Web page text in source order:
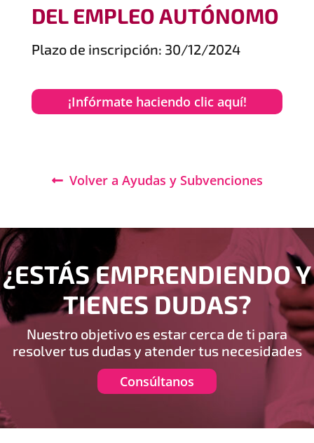
DEL EMPLEO AUTÓNOMO
Plazo de inscripción: 30/12/2024
¡Infórmate haciendo clic aquí!
Volver a Ayudas y Subvenciones
¿ESTÁS EMPRENDIENDO Y
TIENES DUDAS?
Nuestro objetivo es estar cerca de ti para
resolver tus dudas y atender tus necesidades
Consúltanos